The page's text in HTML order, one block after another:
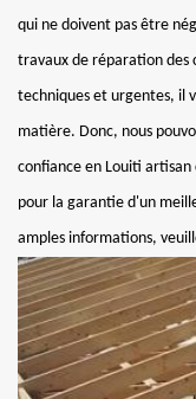
qui ne doivent pas être
travaux de réparation des
techniques et urgentes, il
matière. Donc, nous
confiance en Louiti
pour la garantie d'un
amples informations,